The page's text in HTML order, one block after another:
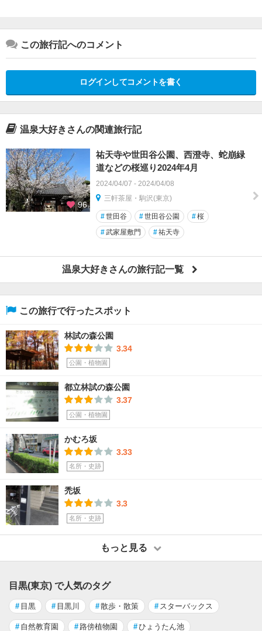
この旅行記へのコメント
ログインしてコメントを書く
温泉大好きさんの関連旅行記
96
祐天寺や世田谷公園、西澄寺、蛇崩緑
道などの桜巡り2024年4月
2024/04/07 - 2024/04/08
三軒茶屋・駒沢(東京)
#世田谷 #世田谷公園 #桜
#武家屋敷門 #祐天寺
温泉大好きさんの旅行記一覧
この旅行で行ったスポット
林試の森公園
3.34
公園・植物園
都立林試の森公園
3.37
公園・植物園
かむろ坂
3.33
名所・史跡
禿坂
3.3
名所・史跡
もっと見る
目黒(東京) で人気のタグ
# 目黒 # 目黒川 #散歩・散策 # スターバックス
# 自然教育園 # 路傍植物園 #ひょうたん池